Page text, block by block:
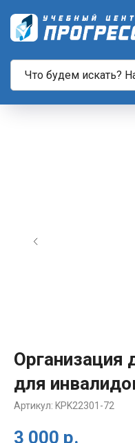
Организация
для
Артикул: KPK22301-72
3 000 р.